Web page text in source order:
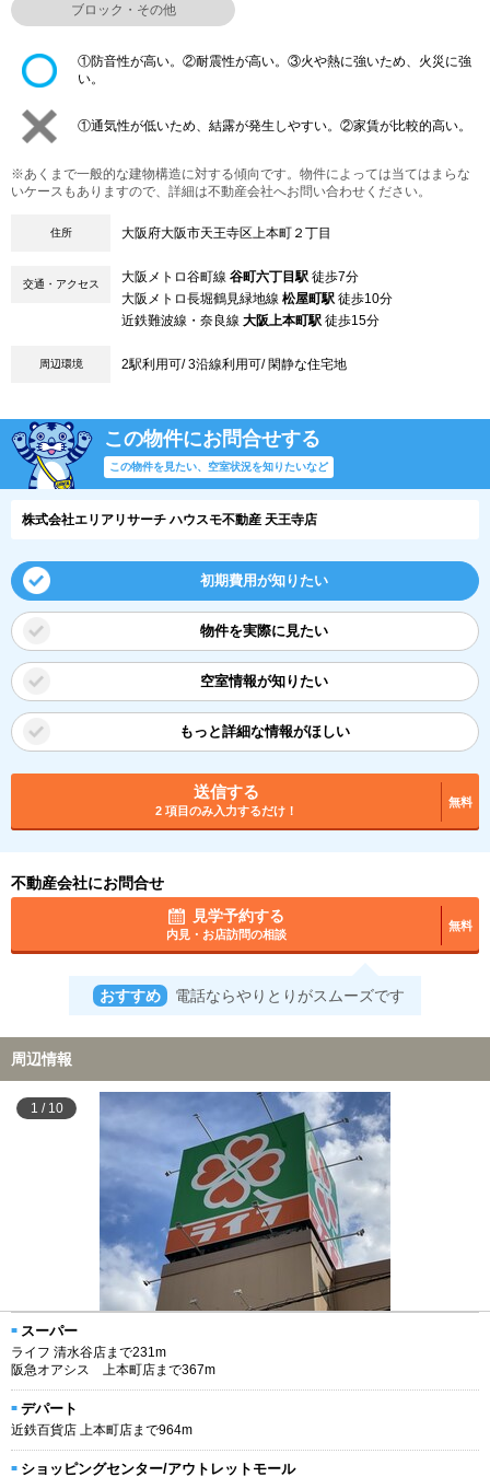
ブロック・その他
①防音性が高い。②耐震性が高い。③火や熱に強いため、火災に強
い。
①通気性が低いため、結露が発生しやすい。②家賃が比較的高い。
※あくまで一般的な建物構造に対する傾向です。物件によっては当てはまらな
いケースもありますので、詳細は不動産会社へお問い合わせください。
住所 大阪府大阪市天王寺区上本町２丁目
交通・アクセス 大阪メトロ谷町線 谷町六丁目駅 徒歩7分
大阪メトロ長堀鶴見緑地線 松屋町駅 徒歩10分
近鉄難波線・奈良線 大阪上本町駅 徒歩15分
周辺環境 2駅利用可/ 3沿線利用可/ 閑静な住宅地
この物件にお問合せする
この物件を見たい、空室状況を知りたいなど
株式会社エリアリサーチ ハウスモ不動産 天王寺店
初期費用が知りたい
物件を実際に見たい
空室情報が知りたい
もっと詳細な情報がほしい
送信する
2 項目のみ入力するだけ！
無料
不動産会社にお問合せ
見学予約する
内見・お店訪問の相談
無料
おすすめ 電話ならやりとりがスムーズです
周辺情報
1 / 10
スーパー
ライフ 清水谷店まで231m
阪急オアシス 上本町店まで367m
デパート
近鉄百貨店 上本町店まで964m
ショッピングセンター/アウトレットモール